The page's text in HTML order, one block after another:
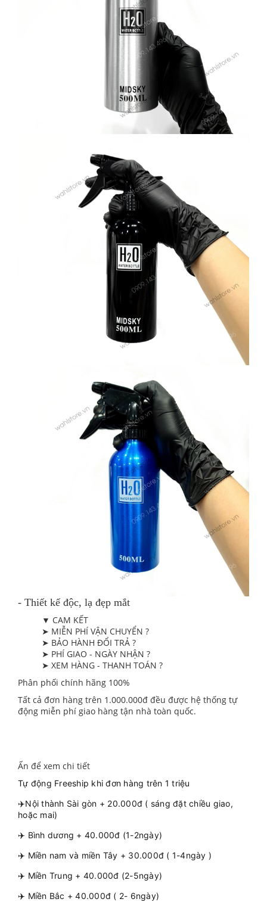
- Thiết kế độc, lạ đẹp mắt
▼ CAM KẾT
➤ MIỄN PHÍ VẬN CHUYỂN ?
➤ BẢO HÀNH ĐỔI TRẢ ?
➤ PHÍ GIAO - NGÀY NHẬN ?
➤ XEM HÀNG - THANH TOÁN ?
Phân phối chính hãng 100%
Tất cả đơn hàng trên 1.000.000đ đều được hệ thống tự
động miễn phí giao hàng tận nhà toàn quốc.
Ấn để xem chi tiết
Tự động Freeship khi đơn hàng trên 1 triệu
✈️Nội thành Sài gòn + 20.000đ ( sáng đặt chiều giao,
hoặc mai)
✈️ Bình dương + 40.000đ (1-2ngày)
✈️ Miền nam và miền Tây + 30.000đ ( 1-4ngày )
✈️ Miền Trung + 40.000đ (2-5ngày)
✈️ Miền Bắc + 40.000đ ( 2- 6ngày)